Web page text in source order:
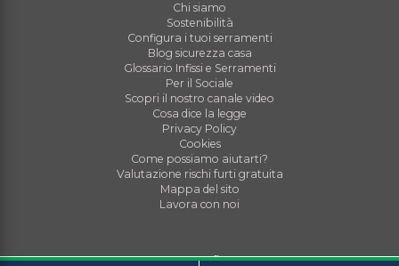
Chi siamo
Sostenibilità
Configura i tuoi serramenti
Blog sicurezza casa
Glossario Infissi e Serramenti
Per il Sociale
Scopri il nostro canale video
Cosa dice la legge
Privacy Policy
Cookies
Come possiamo aiutarti?
Valutazione rischi furti gratuita
Mappa del sito
Lavora con noi
Tutti i materiali (testi, immagini, grafica, video, layout e quant’altro)